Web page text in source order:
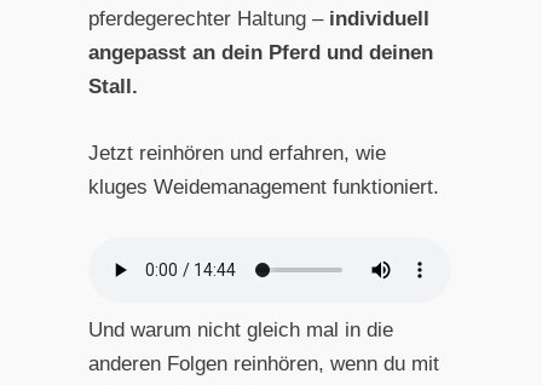
pferdegerechter Haltung – individuell
angepasst an dein Pferd und deinen
Stall.
Jetzt reinhören und erfahren, wie
kluges Weidemanagement funktioniert.
Und warum nicht gleich mal in die
anderen Folgen reinhören, wenn du mit